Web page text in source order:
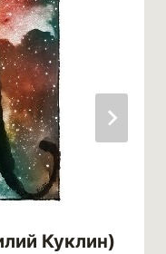
Куклин)